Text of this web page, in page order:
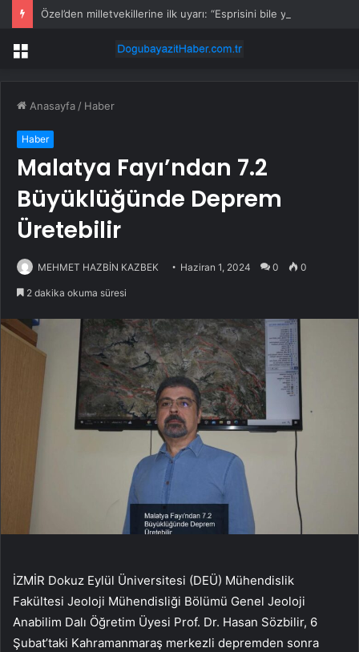
Menü
Anasayfa / Haber
Haber
Malatya Fayı’ndan 7.2
Büyüklüğünde Deprem
Üretebilir
MEHMET HAZBİN KAZBEK Haziran 1, 2024 0 0
2 dakika okuma süresi
İZMİR Dokuz Eylül Üniversitesi (DEÜ) Mühendislik
Fakültesi Jeoloji Mühendisliği Bölümü Genel Jeoloji
Anabilim Dalı Öğretim Üyesi Prof. Dr. Hasan Sözbilir, 6
Şubat’taki Kahramanmaraş merkezli depremden sonra